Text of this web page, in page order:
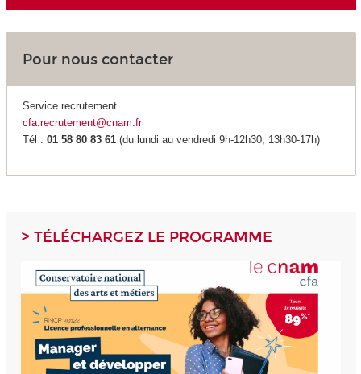
Pour nous contacter
Service recrutement
cfa.recrutement@cnam.fr
Tél : 01 58 80 83 61(du lundi au vendredi 9h-12h30, 13h30-17h)
> TÉLÉCHARGEZ LE PROGRAMME